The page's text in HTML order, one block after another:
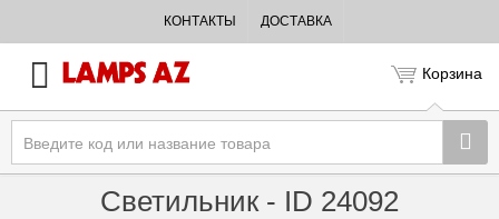
КОНТАКТЫ ДОСТАВКА
Корзина
Светильник - ID 24092